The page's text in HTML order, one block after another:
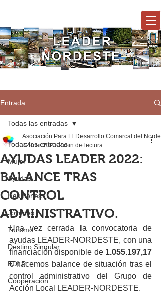
Entrada
Todas las entradas
Mujer
Ayudas
Reuniones
Jóvenes
Turismo
Destino Singular
EDLP
Cooperación
Todas las entradas
AYUDAS LEADER 2022:
BALANCE TRAS
CONTROL
ADMINISTRATIVO.
Asociación Para El Desarrollo Comarcal del
22 mar 2023 2 min de lectura
Una vez cerrada la convocatoria de
ayudas LEADER-NORDESTE, con una
financiación disponible de 1.055.197,17
€ hacemos balance de situación tras el
control administrativo del Grupo de
Acción Local LEADER-NORDESTE.